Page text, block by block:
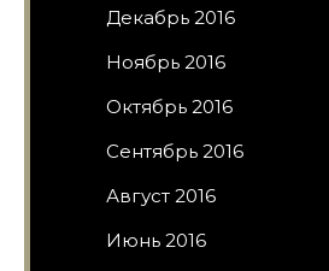
Декабрь 2016
Ноябрь 2016
Октябрь 2016
Сентябрь 2016
Август 2016
Июнь 2016